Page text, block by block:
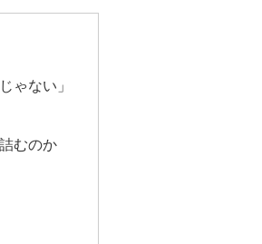
ゃない」
むのか